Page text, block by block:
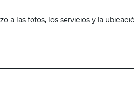
a las fotos, los servicios y la